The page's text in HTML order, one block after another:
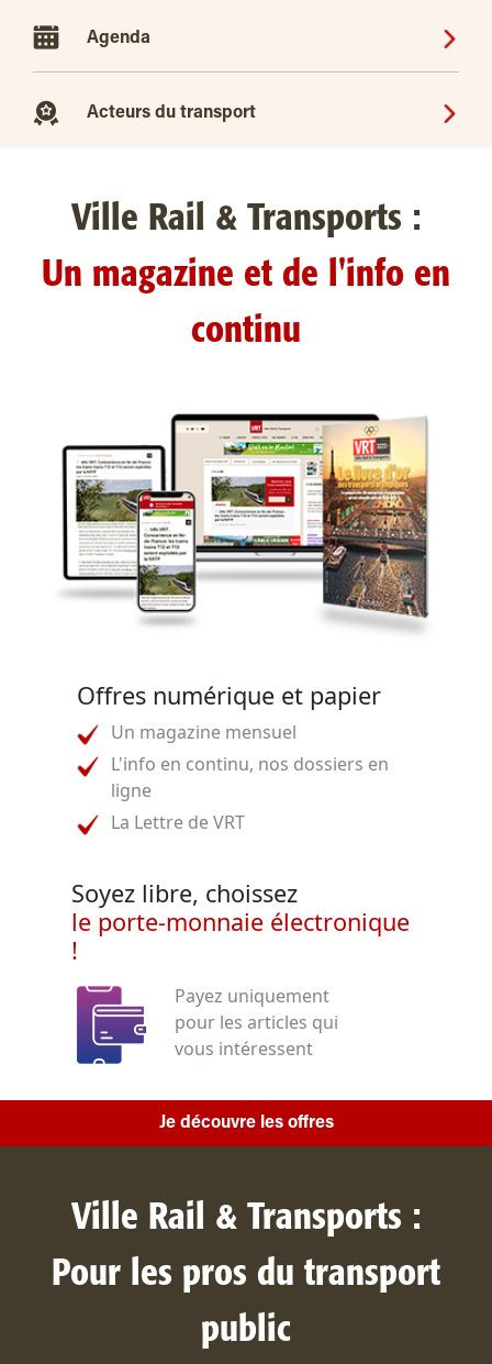
Agenda
Acteurs du transport
Ville Rail & Transports :
Un magazine et de l'info en
continu
Offres numérique et papier
Un magazine mensuel
L'info en continu, nos dossiers en
ligne
La Lettre de VRT
Soyez libre, choissez
le porte-monnaie électronique
!
Payez uniquement
pour les articles qui
vous intéressent
Je découvre les offres
Ville Rail & Transports :
Pour les pros du transport
public